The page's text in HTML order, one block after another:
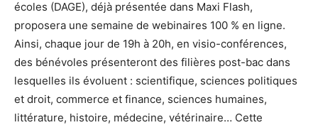
écoles (DAGE), déjà présentée dans Maxi Flash,
proposera une semaine de webinaires 100 % en ligne.
Ainsi, chaque jour de 19h à 20h, en visio-conférences,
des bénévoles présenteront des filières post-bac dans
lesquelles ils évoluent : scientifique, sciences politiques
et droit, commerce et finance, sciences humaines,
littérature, histoire, médecine, vétérinaire… Cette